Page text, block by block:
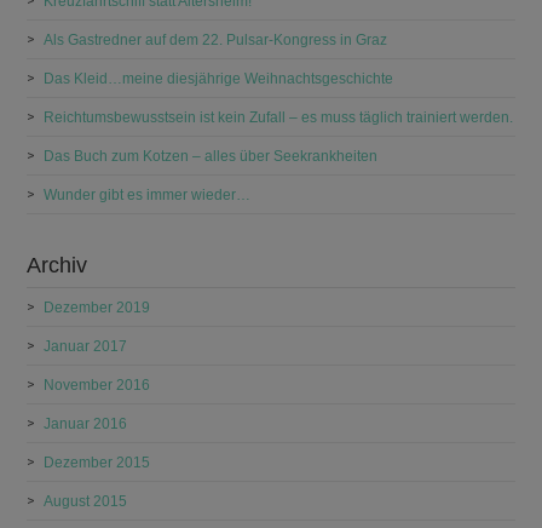
Als Gastredner auf dem 22. Pulsar-Kongress in Graz
Das Kleid…meine diesjährige Weihnachtsgeschichte
Reichtumsbewusstsein ist kein Zufall – es muss täglich trainiert werden.
Das Buch zum Kotzen – alles über Seekrankheiten
Wunder gibt es immer wieder…
Archiv
Dezember 2019
Januar 2017
November 2016
Januar 2016
Dezember 2015
August 2015